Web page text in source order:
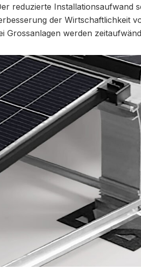
reduzierte Installationsaufwand
der Wirtschaftlichkeit
Grossanlagen werden